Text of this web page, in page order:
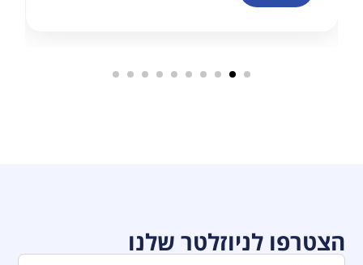
הצטרפו לניוזלטר שלנו